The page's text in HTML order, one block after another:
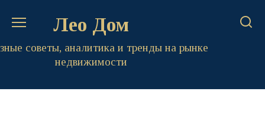
Лео Дом
советы, аналитика и тренды на рынке
недвижимости